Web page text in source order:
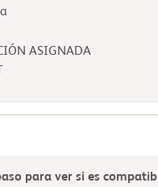
ASIGNADA
para ver si es